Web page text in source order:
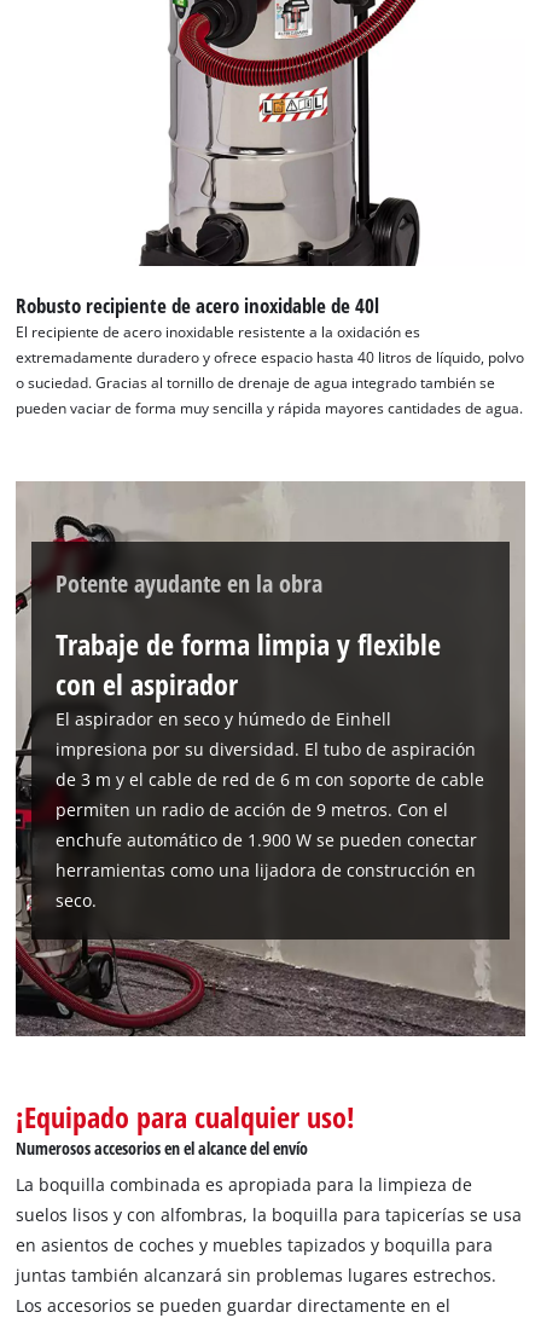
¡Necesitamos su consentimiento para
cargar el servicio Google Maps!
This content is not permitted to load due
to trackers that are not disclosed to the
Robusto recipiente de acero inoxidable de 40l
El recipiente de acero inoxidable resistente a la oxidación es
extremadamente duradero y ofrece espacio hasta 40 litros de líquido, polvo
o suciedad. Gracias al tornillo de drenaje de agua integrado también se
pueden vaciar de forma muy sencilla y rápida mayores cantidades de agua.
Potente ayudante en la obra
Trabaje de forma limpia y flexible
con el aspirador
El aspirador en seco y húmedo de Einhell
impresiona por su diversidad. El tubo de aspiración
de 3 m y el cable de red de 6 m con soporte de cable
permiten un radio de acción de 9 metros. Con el
enchufe automático de 1.900 W se pueden conectar
herramientas como una lijadora de construcción en
seco.
¡Equipado para cualquier uso!
Numerosos accesorios en el alcance del envío
La boquilla combinada es apropiada para la limpieza de
suelos lisos y con alfombras, la boquilla para tapicerías se usa
en asientos de coches y muebles tapizados y boquilla para
juntas también alcanzará sin problemas lugares estrechos.
Los accesorios se pueden guardar directamente en el